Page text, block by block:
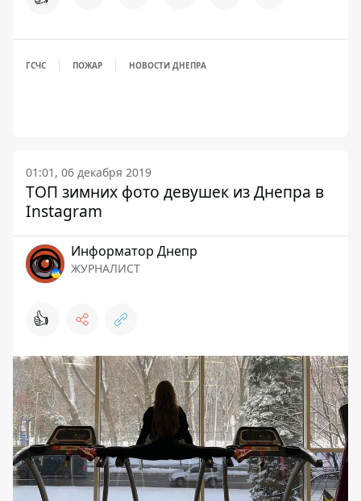
ГСЧС ПОЖАР НОВОСТИ ДНЕПРА
01:01, 06 декабря 2019
ТОП зимних фото девушек из Днепра в
Instagram
Информатор Днепр
ЖУРНАЛИСТ
👍